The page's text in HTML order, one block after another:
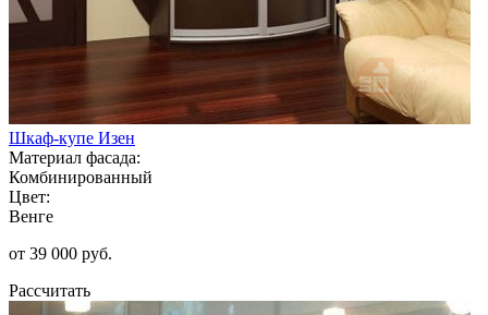
Шкаф-купе Изен
Материал фасада:
Комбинированный
Цвет:
Венге
от 39 000 руб.
Рассчитать